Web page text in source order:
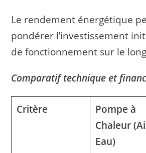
Le rendement énergétique
pondérer l’investissement
de fonctionnement sur le
Comparatif technique et
Critère
Pompe à
Chaleur
Eau)